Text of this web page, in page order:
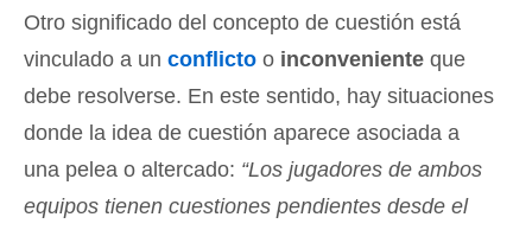
Otro significado del concepto de cuestión está
vinculado a un conflicto o inconveniente que
debe resolverse. En este sentido, hay situaciones
donde la idea de cuestión aparece asociada a
una pelea o altercado: “Los jugadores de ambos
equipos tienen cuestiones pendientes desde el